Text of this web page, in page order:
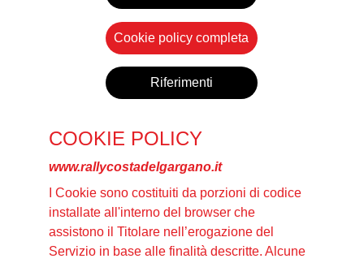
Cookie policy completa
Riferimenti
COOKIE POLICY
www.rallycostadelgargano.it
I Cookie sono costituiti da porzioni di codice
installate all'interno del browser che
assistono il Titolare nell’erogazione del
Servizio in base alle finalità descritte. Alcune